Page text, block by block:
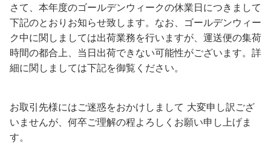
さて、本年度のゴールデンウィークの休業日につきまして
下記のとおりお知らせ致します。なお、ゴールデンウィー
ク中に関しましては出荷業務を行いますが、運送便の集荷
時間の都合上、当日出荷できない可能性がございます。詳
細に関しましては下記を御覧ください。
お取引先様にはご迷惑をおかけしまして 大変申し訳ござ
いませんが、何卒ご理解の程よろしくお願い申し上げま
す。